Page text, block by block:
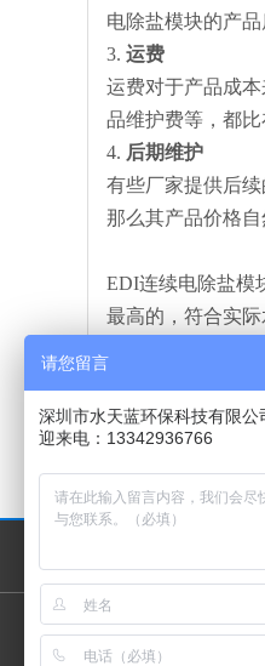
电除盐模块的产
3. 运费
运费对于产品成
品维护费等，都
4. 后期维护
有些厂家提供后续
那么其产品价格
EDI连续电除盐模
最高的，符合实
本文由水天蓝环
西门子
首页幻灯
友情链接：
请您留言
深圳市水天蓝环保科技有限公
迎来电：13342936766